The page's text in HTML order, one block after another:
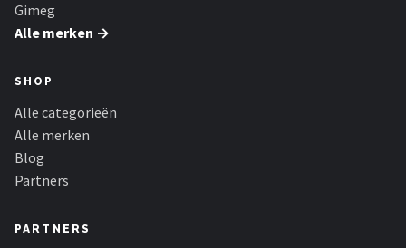
Gimeg
Alle merken →
SHOP
Alle categorieën
Alle merken
Blog
Partners
PARTNERS